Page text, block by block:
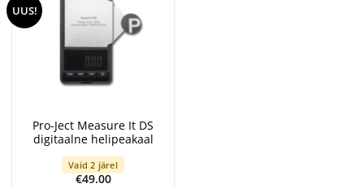
UUS!
Pro-Ject Measure It DS
digitaalne helipeakaal
Vaid 2 järel
€49.00